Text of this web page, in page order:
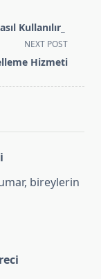
Kullanılır_
NEXT POST
Hizmeti
bireylerin